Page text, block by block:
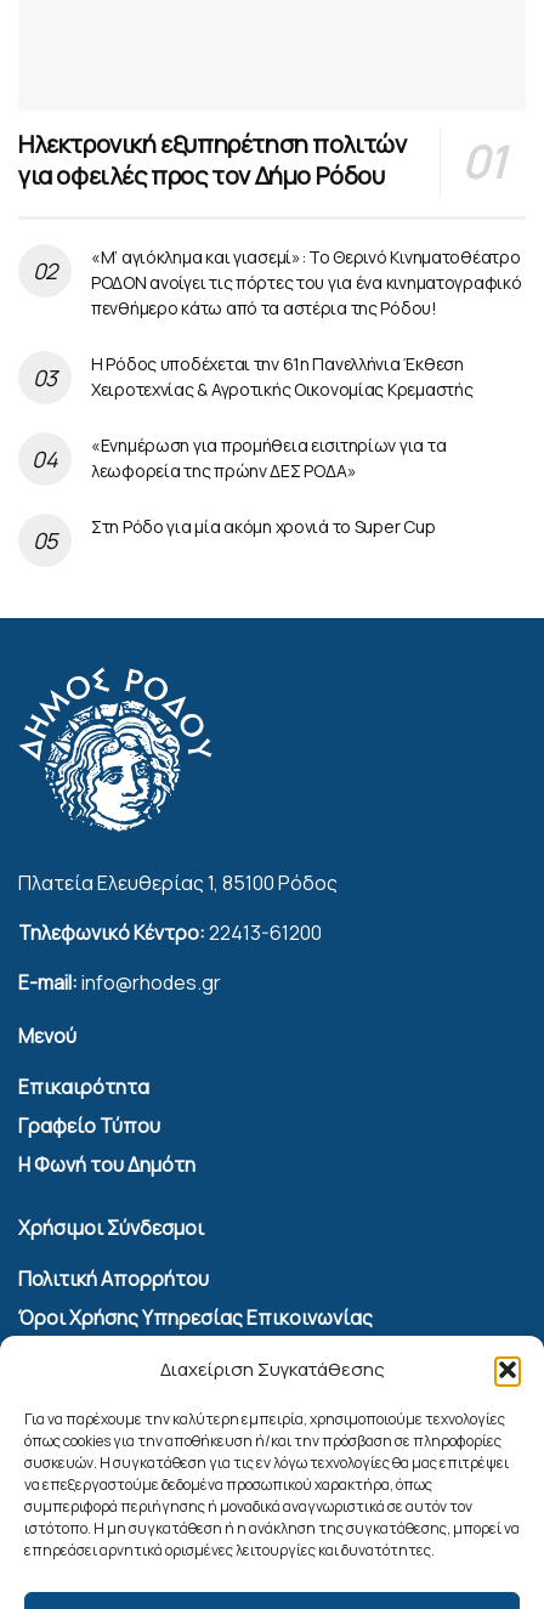
Διαχείριση Συγκατάθεσης
Για να παρέχουμε την καλύτερη εμπειρία, χρησιμοποιούμε τεχνολογίες
όπως cookies για την αποθήκευση ή/και την πρόσβαση σε πληροφορίες
συσκευών. Η συγκατάθεση για τις εν λόγω τεχνολογίες θα μας επιτρέψει
να επεξεργαστούμε δεδομένα προσωπικού χαρακτήρα, όπως
συμπεριφορά περιήγησης ή μοναδικά αναγνωριστικά σε αυτόν τον
ιστότοπο. Η μη συγκατάθεση ή η ανάκληση της συγκατάθεσης, μπορεί να
επηρεάσει αρνητικά ορισμένες λειτουργίες και δυνατότητες.
Ηλεκτρονική εξυπηρέτηση πολιτών
για οφειλές προς τον Δήμο Ρόδου
«Μ’ αγιόκλημα και γιασεμί»: Το Θερινό Κινηματοθέατρο
ΡΟΔΟΝ ανοίγει τις πόρτες του για ένα κινηματογραφικό
πενθήμερο κάτω από τα αστέρια της Ρόδου!
Η Ρόδος υποδέχεται την 61η Πανελλήνια Έκθεση
Χειροτεχνίας & Αγροτικής Οικονομίας Κρεμαστής
«Ενημέρωση για προμήθεια εισιτηρίων για τα
λεωφορεία της πρώην ΔΕΣ ΡΟΔΑ»
Στη Ρόδο για μία ακόμη χρονιά το Super Cup
Πλατεία Ελευθερίας 1, 85100 Ρόδος
Τηλεφωνικό Κέντρο:22413-61200
E-mail:info@rhodes.gr
Μενού
Επικαιρότητα
Γραφείο Τύπου
Η Φωνή του Δημότη
Χρήσιμοι Σύνδεσμοι
Πολιτική Απορρήτου
Όροι Χρήσης Υπηρεσίας Επικοινωνίας
Πολιτική Cookies (ΕΕ)
Αναζήτηση